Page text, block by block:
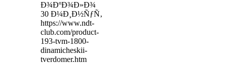
Ð¾ÐºÐ¾Ð»Ð¾
30 Ð¼Ð¸Ð½ÑƒÑ‚
https://www.ndt-
club.com/product-
193-tvm-1800-
dinamicheskii-
tverdomer.htm